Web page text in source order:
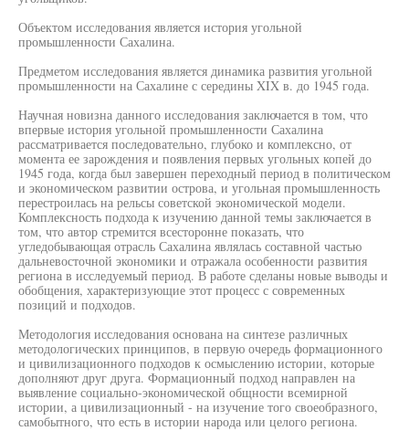
Объектом исследования является история угольной
промышленности Сахалина.
Предметом исследования является динамика развития угольной
промышленности на Сахалине с середины XIX в. до 1945 года.
Научная новизна данного исследования заключается в том, что
впервые история угольной промышленности Сахалина
рассматривается последовательно, глубоко и комплексно, от
момента ее зарождения и появления первых угольных копей до
1945 года, когда был завершен переходный период в политическом
и экономическом развитии острова, и угольная промышленность
перестроилась на рельсы советской экономической модели.
Комплексность подхода к изучению данной темы заключается в
том, что автор стремится всесторонне показать, что
угледобывающая отрасль Сахалина являлась составной частью
дальневосточной экономики и отражала особенности развития
региона в исследуемый период. В работе сделаны новые выводы и
обобщения, характеризующие этот процесс с современных
позиций и подходов.
Методология исследования основана на синтезе различных
методологических принципов, в первую очередь формационного
и цивилизационного подходов к осмыслению истории, которые
дополняют друг друга. Формационный подход направлен на
выявление социально-экономической общности всемирной
истории, а цивилизационный - на изучение того своеобразного,
самобытного, что есть в истории народа или целого региона.